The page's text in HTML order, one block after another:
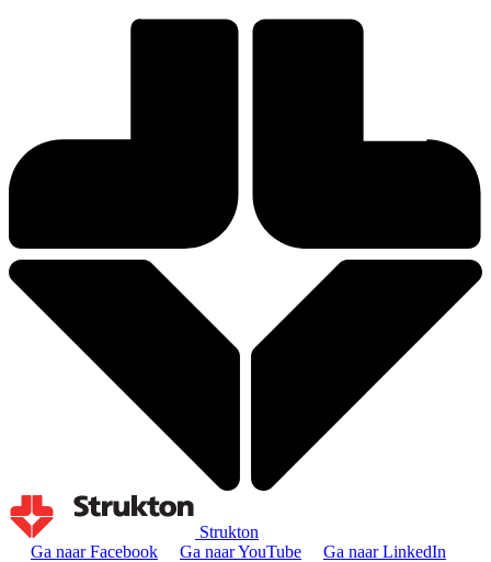
Strukton
Ga naar Facebook
Ga naar YouTube
Ga naar LinkedIn